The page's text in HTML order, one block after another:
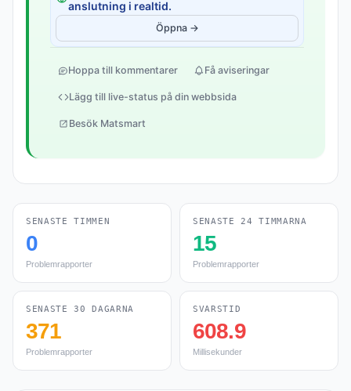
anslutning i realtid.
Öppna →
Hoppa till kommentarer Få aviseringar
Lägg till live-status på din webbsida
Besök Matsmart
SENASTE TIMMEN
0
Problemrapporter
SENASTE 24 TIMMARNA
15
Problemrapporter
SENASTE 30 DAGARNA
371
Problemrapporter
SVARSTID
608.9
Millisekunder